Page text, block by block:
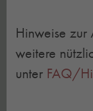
Hinweise zur
weitere
unter FAQ/